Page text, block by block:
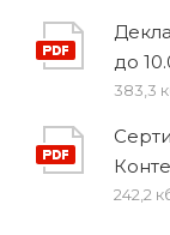
до
383,3
242,2